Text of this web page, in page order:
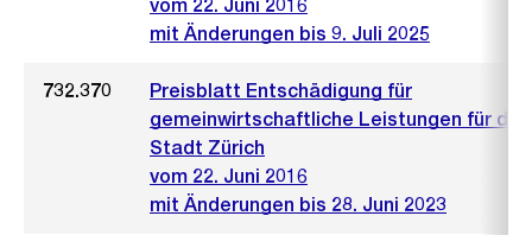
vom 22. Juni 2016
mit Änderungen bis 9. Juli 2025
732.370
Preisblatt Entschädigung für
gemeinwirtschaftliche Leistungen für die
Stadt Zürich
vom 22. Juni 2016
mit Änderungen bis 28. Juni 2023